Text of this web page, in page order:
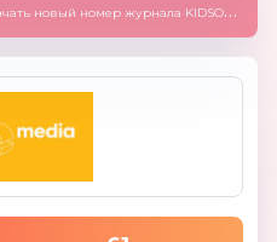
номер журнала KIDSOBOZ 2025 (сентябрь)